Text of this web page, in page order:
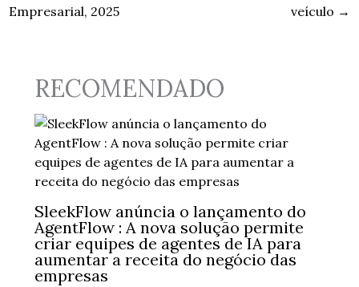
Empresarial, 2025
veículo →
RECOMENDADO
SleekFlow anúncia o lançamento do
AgentFlow : A nova solução permite
criar equipes de agentes de IA para
aumentar a receita do negócio das
empresas